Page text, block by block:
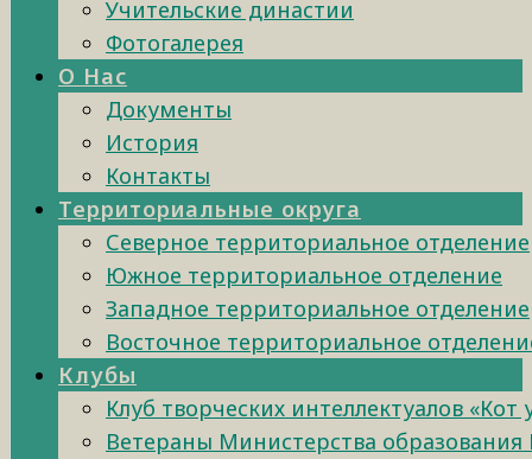
Учительские династии
Фотогалерея
О Нас
Документы
История
Контакты
Территориальные округа
Северное территориальное отделение
Южное территориальное отделение
Западное территориальное отделение
Восточное территориальное
Клубы
Клуб творческих интеллектуалов «Кот
Ветераны Министерства образования